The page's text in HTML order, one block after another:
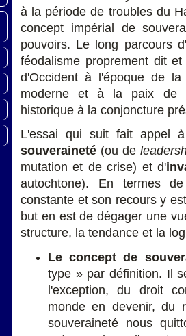
à la période de troubles du
concept impérial de
pouvoirs. Le long parcours
féodalisme proprement dit
d'Occident à l'époque de
moderne et à la paix de
historique à la conjoncture
L'essai qui suit fait appel
souveraineté (ou de
mutation et de crise) et d'
autochtone). En termes
constante et son recours y
but en est de dégager une
structure, la tendance et la
Le concept de
type » par définition. Il
l'exception, du droit
monde en devenir, du
souveraineté nous